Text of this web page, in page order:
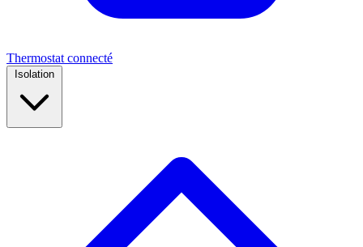
Thermostat connecté